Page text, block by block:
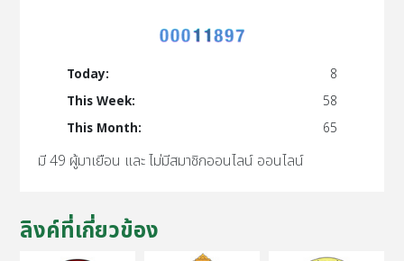
Today:
8
This Week:
58
This Month:
65
มี 49 ผู้มาเยือน และ ไม่มีสมาชิกออนไลน์ ออนไลน์
ลิงค์ที่เกี่ยวข้อง